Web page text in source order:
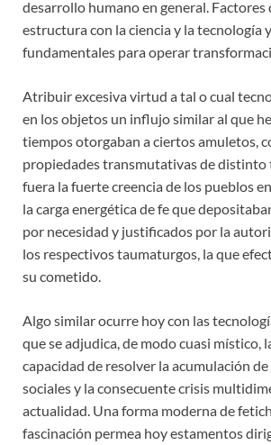
desarrollo humano en general. Factores
estructura con la ciencia y la tecnología
fundamentales para operar
Atribuir excesiva virtud a tal o cual
en los objetos un influjo similar al que
tiempos otorgaban a ciertos amuletos,
propiedades transmutativas de distinto
fuera la fuerte creencia de los pueblos
la carga energética de fe que
por necesidad y justificados por la
los respectivos taumaturgos, la que
su cometido.
Algo similar ocurre hoy con las
que se adjudica, de modo cuasi místico,
capacidad de resolver la acumulación
sociales y la consecuente crisis
actualidad. Una forma moderna de
fascinación permea hoy estamentos